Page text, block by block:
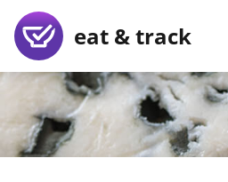
eat & track